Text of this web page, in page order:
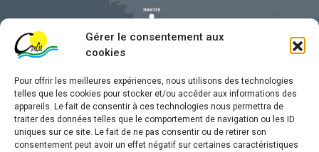
Gérer le consentement aux
cookies
Pour offrir les meilleures expériences, nous utilisons des technologies
telles que les cookies pour stocker et/ou accéder aux informations des
appareils. Le fait de consentir à ces technologies nous permettra de
traiter des données telles que le comportement de navigation ou les ID
uniques sur ce site. Le fait de ne pas consentir ou de retirer son
consentement peut avoir un effet négatif sur certaines caractéristiques
Mentions légales